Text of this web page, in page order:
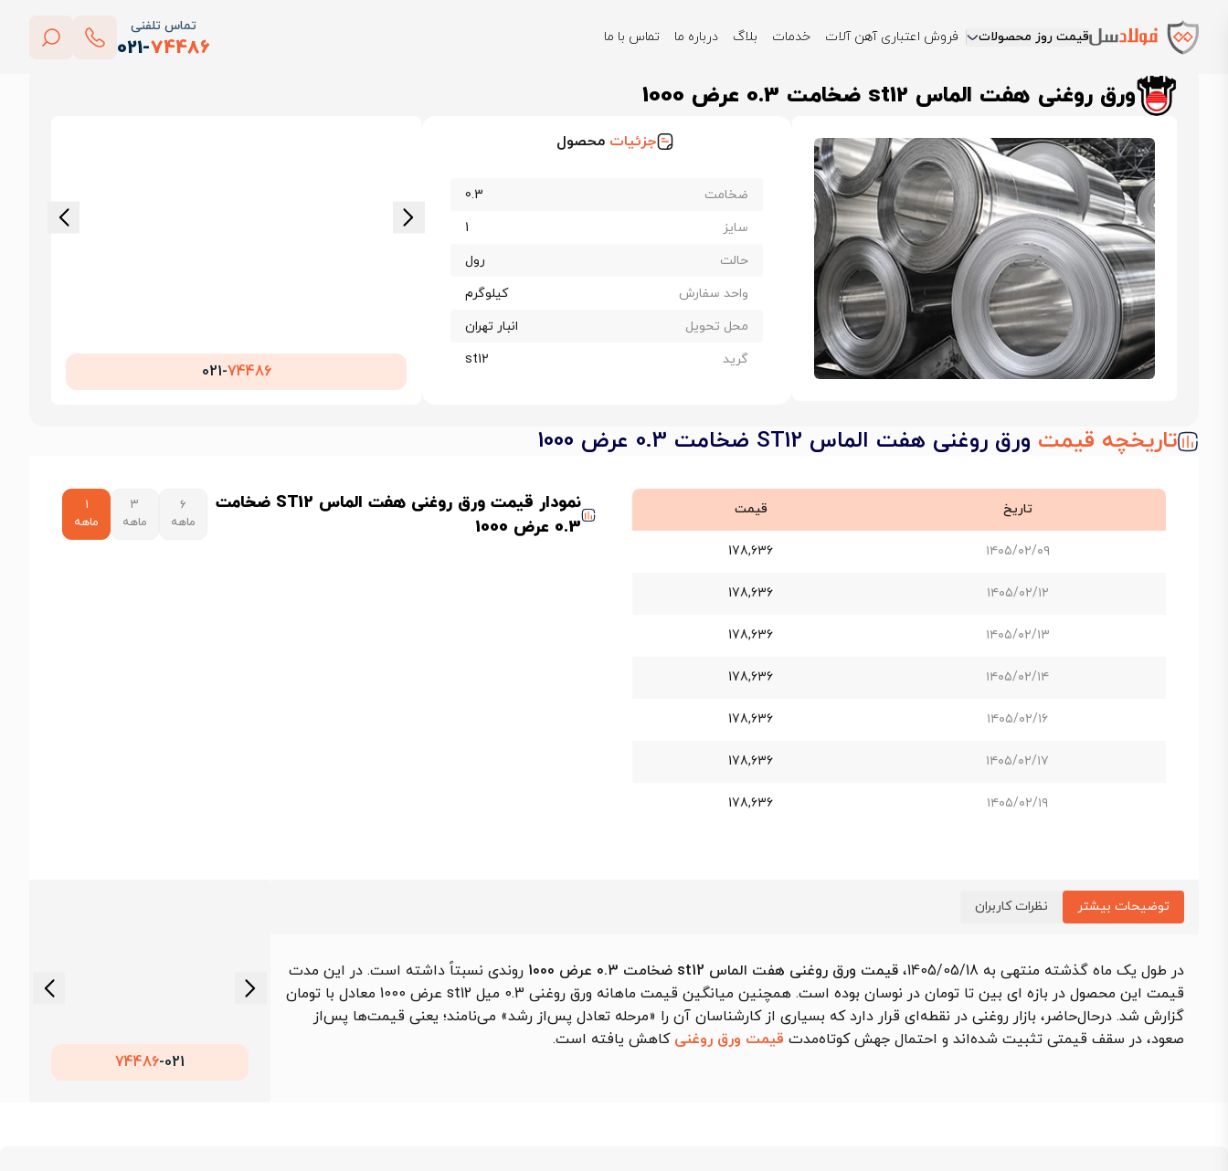
قیمت روز محصولات فروش اعتباری آهن آلات خدمات بلاگ درباره ما تماس با ما
تماس تلفنی
021-74486 فولادسل
ورق روغنی هفت الماس st12 ضخامت 0.3 عرض 1000
جزئیات محصول
ضخامت
0.3
سایز
1
حالت
رول
واحد سفارش
کیلوگرم
محل تحویل
انبار تهران
گرید
st12
021-74486
تاریخچه قیمت ورق روغنی هفت الماس ST12 ضخامت 0.3 عرض 1000
تاریخ قیمت
۱۴۰۵/۰۲/۰۹ 178,636
۱۴۰۵/۰۲/۱۲ 178,636
۱۴۰۵/۰۲/۱۳ 178,636
۱۴۰۵/۰۲/۱۴ 178,636
۱۴۰۵/۰۲/۱۶ 178,636
۱۴۰۵/۰۲/۱۷ 178,636
۱۴۰۵/۰۲/۱۹ 178,636
نمودار قیمت ورق روغنی هفت الماس ST12 ضخامت
0.3 عرض 1000
۶
ماهه
۳
ماهه
۱
ماهه
توضیحات بیشتر نظرات کاربران
در طول یک ماه گذشته منتهی به 1405/05/18، قیمت ورق روغنی هفت الماس st12 ضخامت 0.3 عرض 1000
روندی نسبتاً داشته است. در این مدت
قیمت این محصول در بازه ای بین تا تومان در نوسان بوده است. همچنین میانگین قیمت ماهانه ورق روغنی 0.3 میل st12 عرض 1000 معادل با تومان
گزارش شد. درحال‌حاضر، بازار روغنی در نقطه‌ای قرار دارد که بسیاری از کارشناسان آن را «مرحله تعادل پس‌از رشد» می‌نامند؛ یعنی قیمت‌ها پس‌از
صعود، در سقف قیمتی تثبیت شده‌اند و احتمال جهش کوتاه‌مدت قیمت ورق روغنی کاهش یافته است.
021-
74486